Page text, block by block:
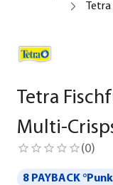
Tetra
Multi-
(0)
8 PAYBACK